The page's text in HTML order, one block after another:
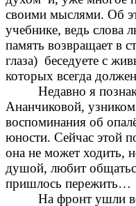
своими мыслями. Об
учебнике, ведь слова
память возвращает в
глаза) беседуете с
которых всегда
Недавно я
Ананчиковой,
воспоминания об
юности. Сейчас этой
она не может ходить,
душой, любит
пришлось пережить…
На фронт ушли